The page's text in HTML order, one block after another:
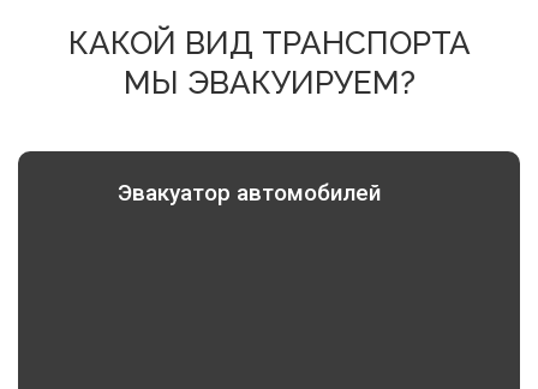
КАКОЙ ВИД ТРАНСПОРТА
МЫ ЭВАКУИРУЕМ?
Эвакуатор автомобилей